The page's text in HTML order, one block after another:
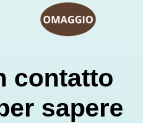
contatto
sapere